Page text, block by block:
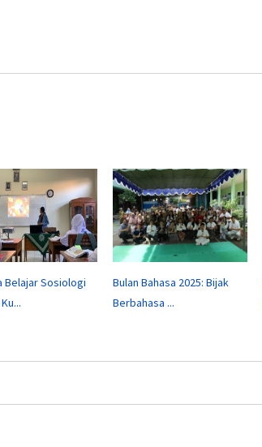
Belajar Sosiologi
Bulan Bahasa 2025: Bijak
Berbahasa ...